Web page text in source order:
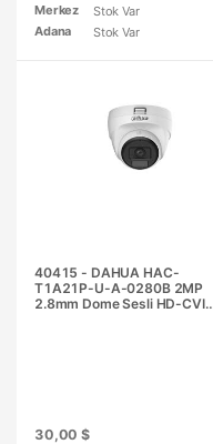
Merkez
Stok Var
Adana
Stok Var
40415 - DAHUA HAC-
T1A21P-U-A-0280B 2MP
2.8mm Dome Sesli HD-CVI
30,00 $